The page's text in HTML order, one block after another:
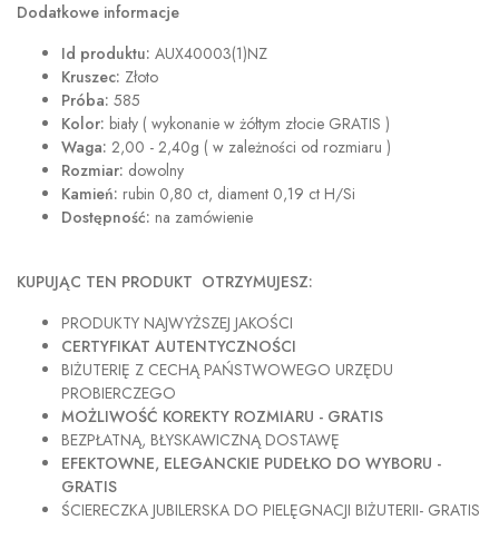
Dodatkowe informacje
Id produktu: AUX40003(1)NZ
Kruszec: Złoto
Próba: 585
Kolor: biały ( wykonanie w żółtym złocie GRATIS )
Waga: 2,00 - 2,40g ( w zależności od rozmiaru )
Rozmiar: dowolny
Kamień: rubin 0,80 ct, diament 0,19 ct H/Si
Dostępność: na zamówienie
KUPUJĄC TEN PRODUKT OTRZYMUJESZ:
PRODUKTY NAJWYŻSZEJ JAKOŚCI
CERTYFIKAT AUTENTYCZNOŚCI
BIŻUTERIĘ Z CECHĄ PAŃSTWOWEGO URZĘDU
PROBIERCZEGO
MOŻLIWOŚĆ KOREKTY ROZMIARU - GRATIS
BEZPŁATNĄ, BŁYSKAWICZNĄ DOSTAWĘ
EFEKTOWNE, ELEGANCKIE PUDEŁKO DO WYBORU -
GRATIS
ŚCIERECZKA JUBILERSKA DO PIELĘGNACJI BIŻUTERII- GRATIS